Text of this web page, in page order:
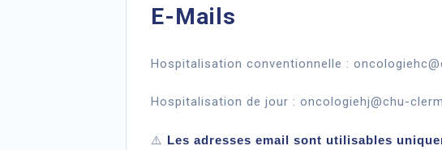
E-Mails
Hospitalisation conventionnelle :
Hospitalisation de jour : oncologiehj@chu-
⚠️ Les adresses email sont utilisables